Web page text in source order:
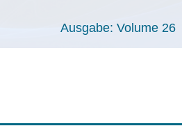
Ausgabe: Volume 26